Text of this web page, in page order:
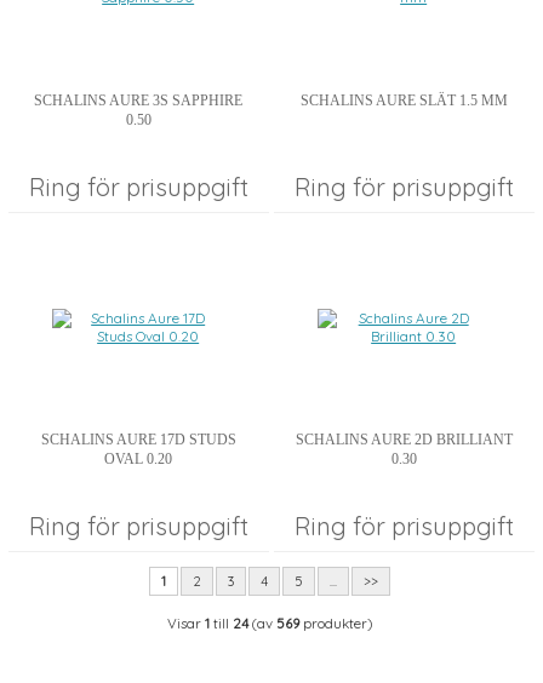
SCHALINS AURE 3S SAPPHIRE
0.50
Ring för prisuppgift
SCHALINS AURE SLÄT 1.5 MM
Ring för prisuppgift
SCHALINS AURE 17D STUDS
OVAL 0.20
Ring för prisuppgift
SCHALINS AURE 2D BRILLIANT
0.30
Ring för prisuppgift
1 2 3 4 5 ... >>
Visar 1till 24(av 569produkter)